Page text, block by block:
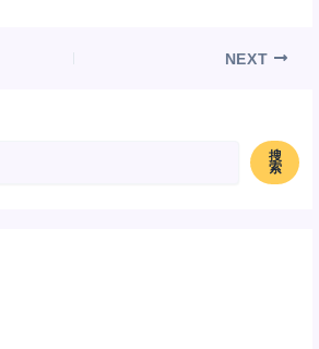
搜
索
NEXT